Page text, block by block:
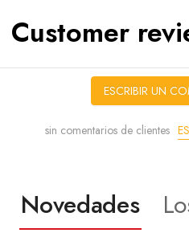
Customer
ESCRIBIR UN
sin comentarios de clientes
Novedades